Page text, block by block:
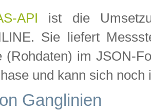
API ist die
Sie liefert
(Rohdaten) im JSON-
und kann sich noch
Ganglinien